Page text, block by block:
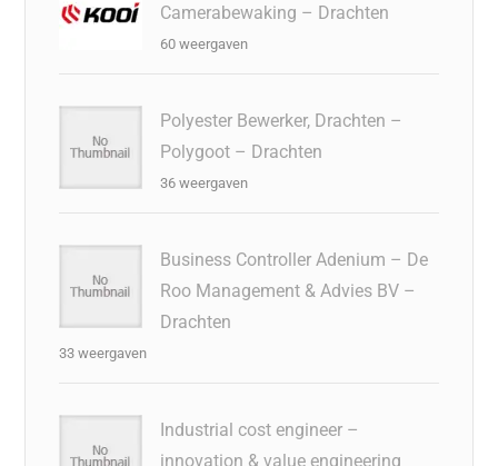
Camerabewaking – Drachten
60 weergaven
Polyester Bewerker, Drachten –
Polygoot – Drachten
36 weergaven
Business Controller Adenium – De
Roo Management & Advies BV –
Drachten
33 weergaven
Industrial cost engineer –
innovation & value engineering